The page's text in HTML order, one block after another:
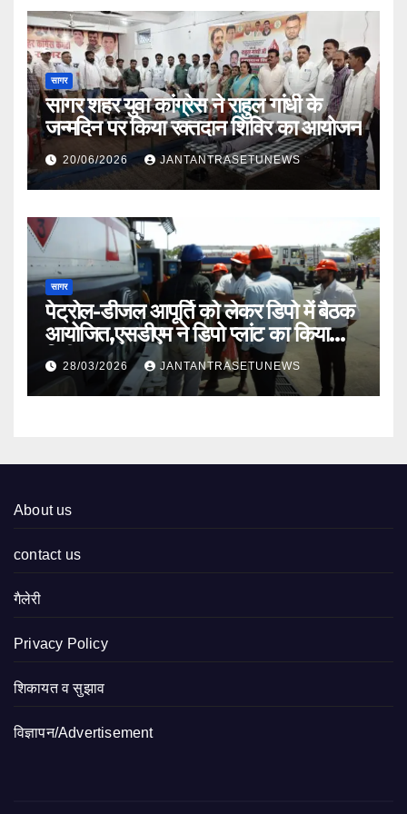
सागर
सागर शहर युवा कांग्रेस ने राहुल गांधी के
जन्मदिन पर किया रक्तदान शिविर का आयोजन
20/06/2026 JANTANTRASETUNEWS
सागर
पेट्रोल-डीजल आपूर्ति को लेकर डिपो में बैठक
आयोजित,एसडीएम ने डिपो प्लांट का किया
निरीक्षण
28/03/2026 JANTANTRASETUNEWS
About us
contact us
गैलेरी
Privacy Policy
शिकायत व सुझाव
विज्ञापन/Advertisement